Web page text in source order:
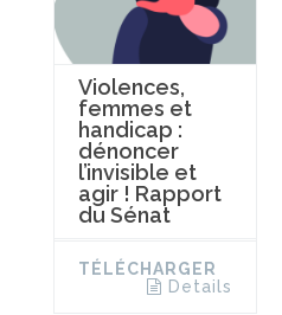
Violences,
femmes et
handicap :
dénoncer
l’invisible et
agir ! Rapport
du Sénat
TÉLÉCHARGER
Details